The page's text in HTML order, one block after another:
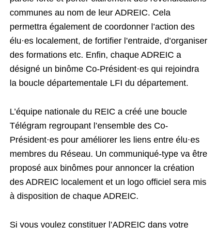
communes au nom de leur ADREIC. Cela
permettra également de coordonner l’action des
élu·es localement, de fortifier l’entraide, d’organiser
des formations etc. Enfin, chaque ADREIC a
désigné un binôme Co-Président·es qui rejoindra
la boucle départementale LFI du département.
L’équipe nationale du REIC a créé une boucle
Télégram regroupant l’ensemble des Co-
Président·es pour améliorer les liens entre élu·es
membres du Réseau. Un communiqué-type va être
proposé aux binômes pour annoncer la création
des ADREIC localement et un logo officiel sera mis
à disposition de chaque ADREIC.
Si vous voulez constituer l’ADREIC dans votre